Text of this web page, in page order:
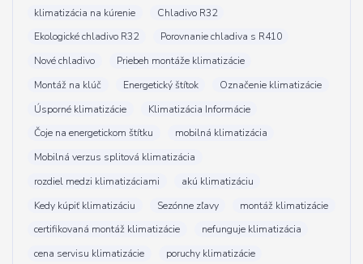
klimatizácia na kúrenie
Chladivo R32
Ekologické chladivo R32
Porovnanie chladiva s R410
Nové chladivo
Priebeh montáže klimatizácie
Montáž na klúč
Energetický štítok
Označenie klimatizácie
Úsporné klimatizácie
Klimatizácia Informácie
Čoje na energetickom štítku
mobilná klimatizácia
Mobilná verzus splitová klimatizácia
rozdiel medzi klimatizáciami
akú klimatizáciu
Kedy kúpiť klimatizáciu
Sezónne zľavy
montáž klimatizácie
certifikovaná montáž klimatizácie
nefunguje klimatizácia
cena servisu klimatizácie
poruchy klimatizácie